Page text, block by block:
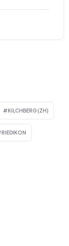
KILCHBERG (ZH)
RIEDIKON